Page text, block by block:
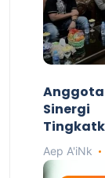
Aep A'iNk